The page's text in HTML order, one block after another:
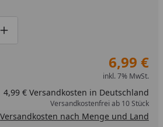
eins verringern
manuell eingeben
Produktmenge um eins erhöhen
6,99 €
inkl. 7% MwSt.
4,99 € Versandkosten in Deutschland
Versandkostenfrei ab 10 Stück
Versandkosten nach Menge und Land